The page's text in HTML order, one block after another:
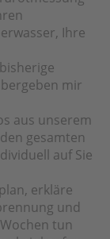
Ihre
mir
aus unserem
gesamten
auf Sie
erkläre
und
tun